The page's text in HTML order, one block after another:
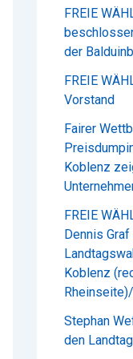
FREIE
der
FREIE
Vorstand
Fairer
Koblenz
FREIE
Dennis
Koblenz
Stephan
den Landtag